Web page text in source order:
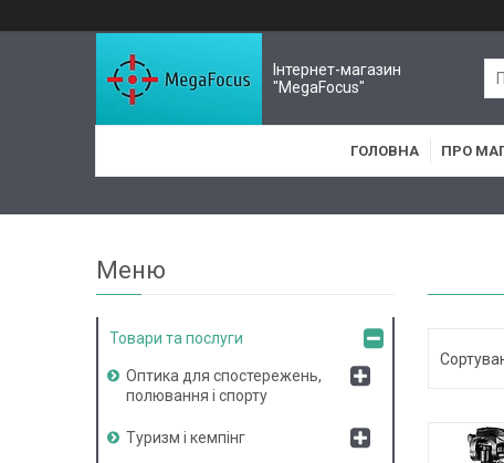
Інтернет-магазин
"MegaFocus"
ГОЛОВНА ПРО
Товари та послуги
Оптика для спостережень,
полювання і спорту
Туризм і кемпінг